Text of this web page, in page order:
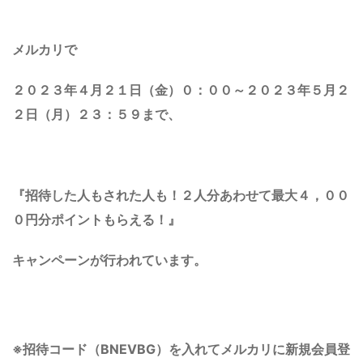
メルカリで
２０２３年４月２１日（金）０：００～２０２３年５ 月２
２日（月）２３：５９まで、
『招待した人もされた人も！２人分あわせて最大４，００
０円分ポイントもらえる！ 』
キャンペーンが行われています。
※招待コード （BNEVBG） を入れてメルカリに新規会員登